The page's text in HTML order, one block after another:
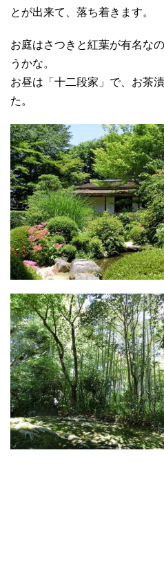
とが出来て、落ち着きます。
お庭はさつきと紅葉が有名な
うかな。
お昼は「十二段家」で、お茶
た。